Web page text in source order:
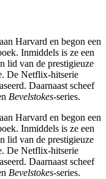
Harvard en begon een
Inmiddels is ze een
lid van de prestigieuze
De Netflix-hitserie
Daarnaast scheef
Bevelstokes-series.
Harvard en begon een
Inmiddels is ze een
lid van de prestigieuze
De Netflix-hitserie
Daarnaast scheef
Bevelstokes-series.